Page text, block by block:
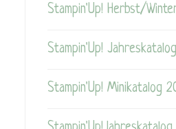
Stampin'Up! Herbst/
Stampin'Up!
Stampin'Up! Minikatalog